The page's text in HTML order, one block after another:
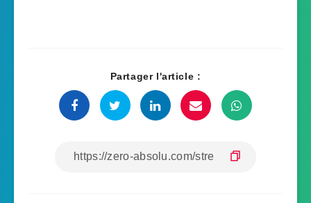
Partager l'article :